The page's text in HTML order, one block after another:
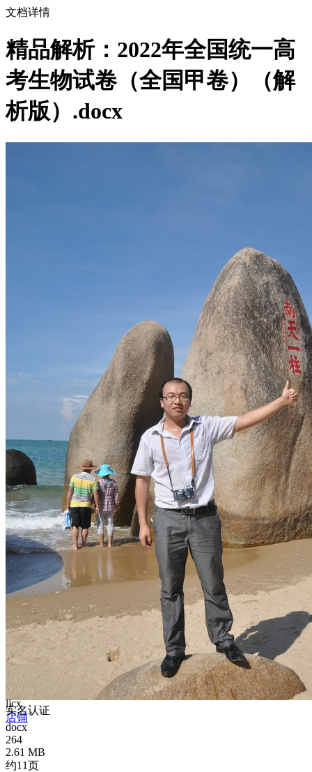
文档详情
精品解析：2022年全国统一高
考生物试卷（全国甲卷）（解
析版）.docx
ljcx
实名认证
店铺
docx
264
2.61 MB
约11页